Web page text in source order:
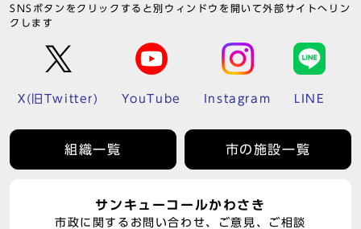
SNSボタンをクリックすると別ウィンドウを開いて外部サイトへリン
クします
X(旧Twitter) YouTube Instagram LINE
組織一覧 市の施設一覧
サンキューコールかわさき
市政に関するお問い合わせ、ご意見、ご相談